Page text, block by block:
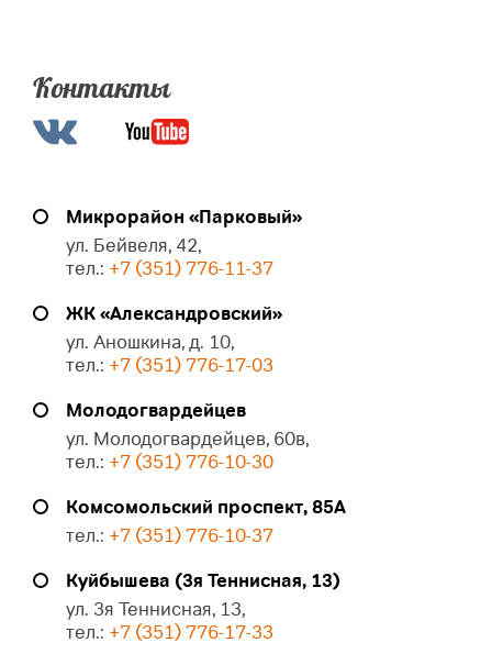
Контакты
Микрорайон «Парковый»
ул. Бейвеля, 42,
тел.: +7 (351) 776-11-37
ЖК «Александровский»
ул. Аношкина, д. 10,
тел.: +7 (351) 776-17-03
Молодогвардейцев
ул. Молодогвардейцев, 60в,
тел.: +7 (351) 776-10-30
Комсомольский проспект, 85А
тел.: +7 (351) 776-10-37
Куйбышева (3я Теннисная, 13)
ул. 3я Теннисная, 13,
тел.: +7 (351) 776-17-33